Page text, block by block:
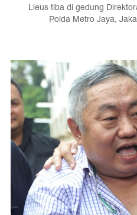
Lieus tiba di gedung
Polda Metro Jaya,